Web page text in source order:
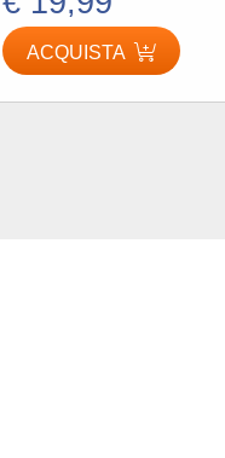
ACQUISTA